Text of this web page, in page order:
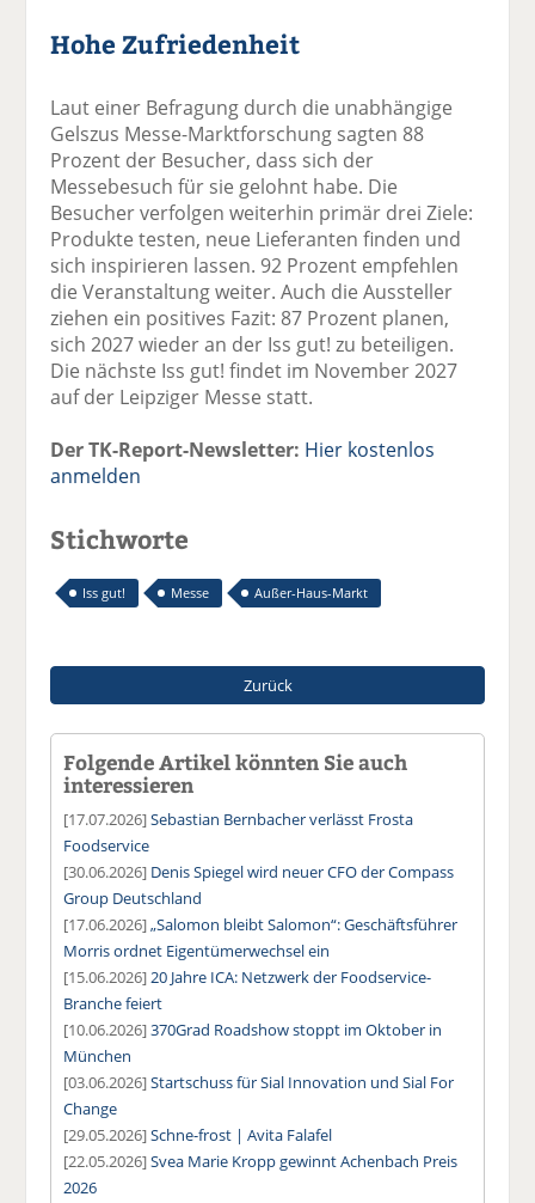
Hohe Zufriedenheit
Laut einer Befragung durch die unabhängige
Gelszus Messe-Marktforschung sagten 88
Prozent der Besucher, dass sich der
Messebesuch für sie gelohnt habe. Die
Besucher verfolgen weiterhin primär drei Ziele:
Produkte testen, neue Lieferanten finden und
sich inspirieren lassen. 92 Prozent empfehlen
die Veranstaltung weiter. Auch die Aussteller
ziehen ein positives Fazit: 87 Prozent planen,
sich 2027 wieder an der Iss gut! zu beteiligen.
Die nächste Iss gut! findet im November 2027
auf der Leipziger Messe statt.
Der TK-Report-Newsletter: Hier kostenlos
anmelden
Stichworte
Iss gut! Messe Außer-Haus-Markt
Zurück
Folgende Artikel könnten Sie auch
interessieren
[17.07.2026]Sebastian Bernbacher verlässt Frosta
Foodservice
[30.06.2026] Denis Spiegel wird neuer CFO der Compass
Group Deutschland
[17.06.2026]„Salomon bleibt Salomon“: Geschäftsführer
Morris ordnet Eigentümerwechsel ein
[15.06.2026]20 Jahre ICA: Netzwerk der Foodservice-
Branche feiert
[10.06.2026]370Grad Roadshow stoppt im Oktober in
München
[03.06.2026]Startschuss für Sial Innovation und Sial For
Change
[29.05.2026]Schne-frost | Avita Falafel
[22.05.2026]Svea Marie Kropp gewinnt Achenbach Preis
2026